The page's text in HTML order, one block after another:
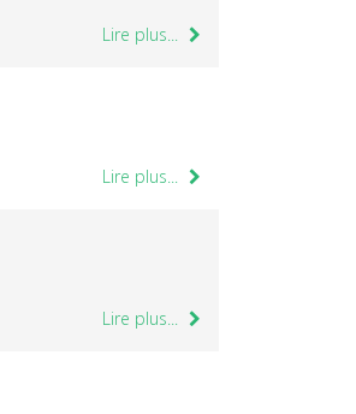
Lire plus...
Lire plus...
Lire plus...